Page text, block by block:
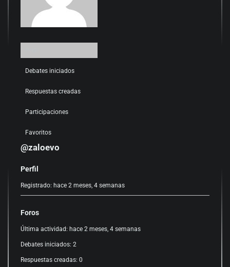
Debates iniciados
Respuestas creadas
Participaciones
Favoritos
@zaloevo
Perfil
Registrado: hace 2 meses, 4 semanas
Foros
Última actividad: hace 2 meses, 4 semanas
Debates iniciados: 2
Respuestas creadas: 0